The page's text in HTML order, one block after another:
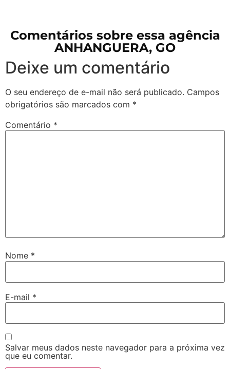
Comentários sobre essa agência
ANHANGUERA, GO
Deixe um comentário
O seu endereço de e-mail não será publicado. Campos
obrigatórios são marcados com *
Comentário *
Nome *
E-mail *
Salvar meus dados neste navegador para a próxima vez
que eu comentar.